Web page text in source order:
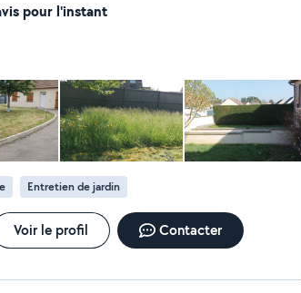
pour l'instant
Entretien de jardin
Voir le profil Contacter